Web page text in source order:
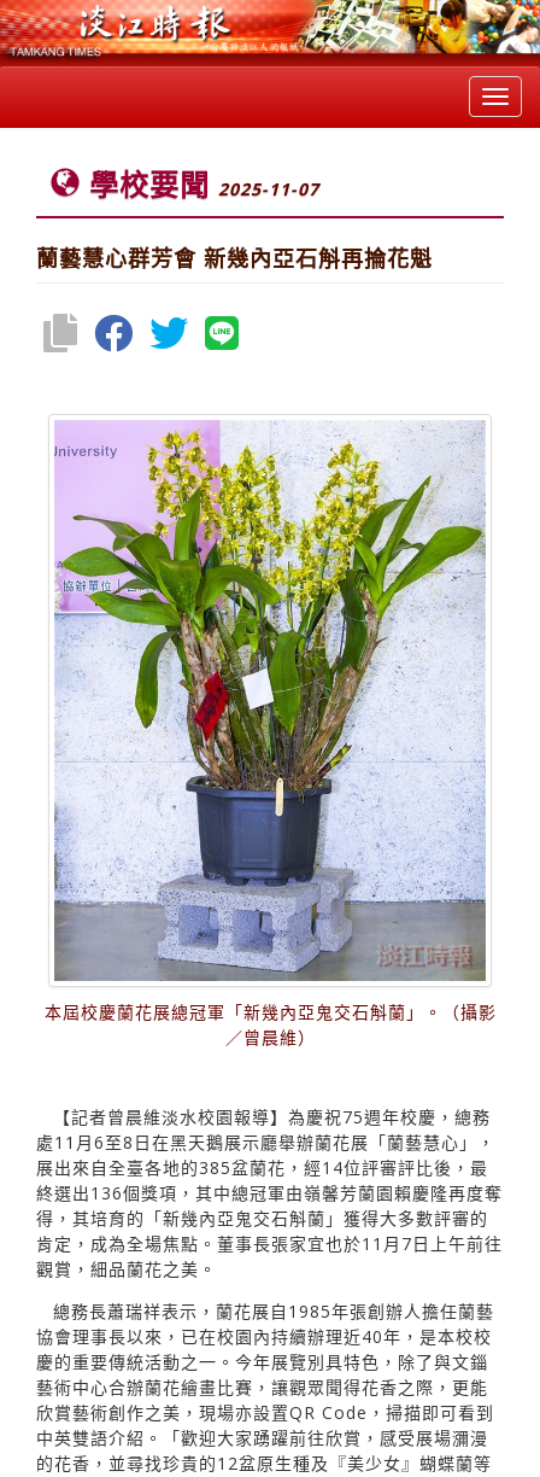
學校要聞 2025-11-07
蘭藝慧心群芳會 新幾內亞石斛再掄花魁
本屆校慶蘭花展總冠軍「新幾內亞鬼交石斛蘭」。（攝影
／曾晨維）
【記者曾晨維淡水校園報導】為慶祝75週年校慶，總務
處11月6至8日在黑天鵝展示廳舉辦蘭花展「蘭藝慧心」，
展出來自全臺各地的385盆蘭花，經14位評審評比後，最
終選出136個獎項，其中總冠軍由嶺馨芳蘭園賴慶隆再度奪
得，其培育的「新幾內亞鬼交石斛蘭」獲得大多數評審的
肯定，成為全場焦點。董事長張家宜也於11月7日上午前往
觀賞，細品蘭花之美。
總務長蕭瑞祥表示，蘭花展自1985年張創辦人擔任蘭藝
協會理事長以來，已在校園內持續辦理近40年，是本校校
慶的重要傳統活動之一。今年展覽別具特色，除了與文錙
藝術中心合辦蘭花繪畫比賽，讓觀眾聞得花香之際，更能
欣賞藝術創作之美，現場亦設置QR Code，掃描即可看到
中英雙語介紹。「歡迎大家踴躍前往欣賞，感受展場瀰漫
的花香，並尋找珍貴的12盆原生種及『美少女』蝴蝶蘭等